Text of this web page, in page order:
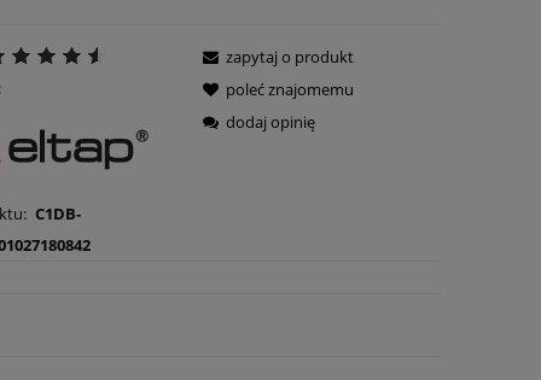
C1DB-
zapytaj o produkt
poleć znajomemu
dodaj opinię